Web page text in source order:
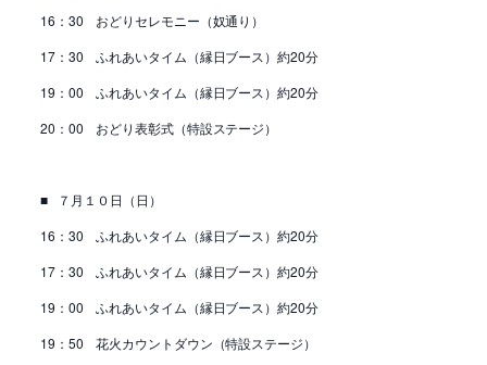
16 ： 30 おどりセレモニー（奴通り）
17： 30 ふれあいタイム（縁日ブース）約20分
19 ： 00 ふれあいタイム（縁日ブース）約20分
20 ： 00 おどり表彰式（特設ステージ）
■
７月１０日（日）
16 ： 30 ふれあいタイム（縁日ブース）約20分
17： 30 ふれあいタイム（縁日ブース）約20分
19 ： 00 ふれあいタイム（縁日ブース）約20分
19 ： 50 花火カウントダウン（特設ステージ）